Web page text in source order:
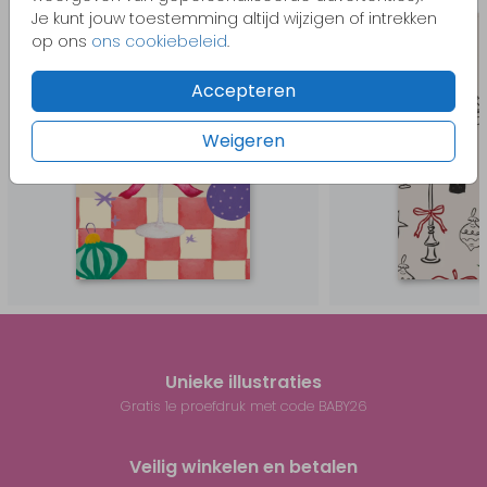
Je kunt jouw toestemming altijd wijzigen of intrekken
op ons ons cookiebeleid.
Accepteren
Weigeren
Unieke illustraties
Gratis 1e proefdruk met code BABY26
Veilig winkelen en betalen